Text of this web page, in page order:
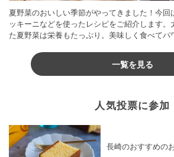
夏野菜のおいしい季節がやってきました！今
ッキーニなどを使ったレシピをご紹介します
た夏野菜は栄養もたっぷり。美味しく食べて
一覧を見る
人気投票に参加
長崎のおすすめの